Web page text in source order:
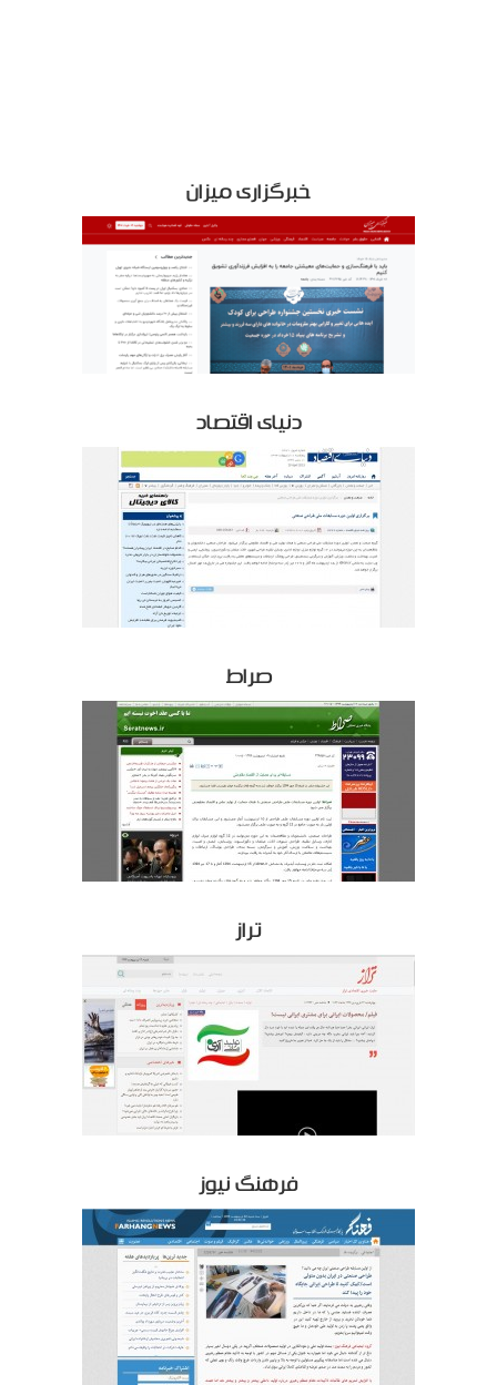
خبرگزاری میزان
دنیای اقتصاد
صراط
تراز
فرهنگ نیوز